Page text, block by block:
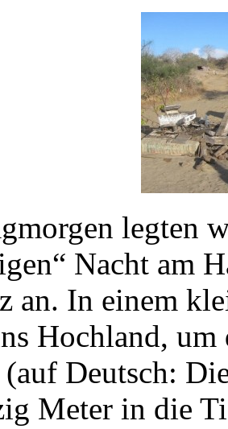
legten
Nacht am
an. In einem
Hochland,
(auf Deutsch:
Meter in die